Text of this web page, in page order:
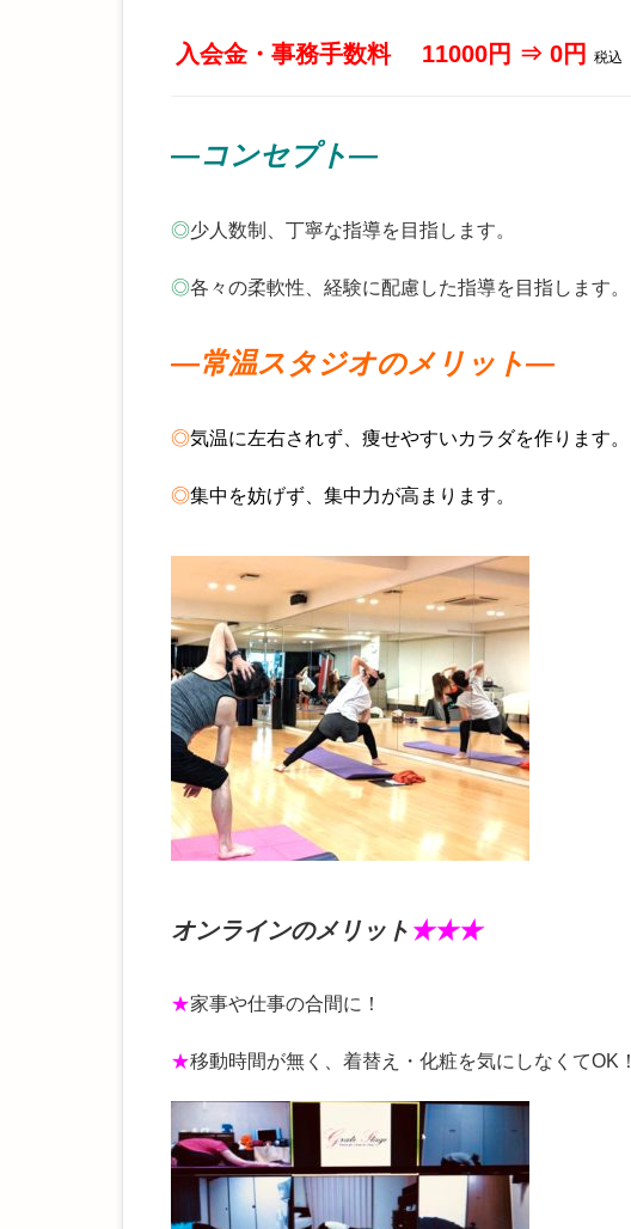
入会金・事務手数料 11000円 ⇒ 0円 税込
―コンセプト―
◎少人数制、丁寧な指導を目指します。
◎各々の柔軟性、経験に配慮した指導を目指します。
―常温スタジオのメリット―
◎気温に左右されず、 痩せやすいカラダを作ります。
◎集中を妨げず、集中力が高まります。
オンラインのメリット ★★★
★家事や仕事の合間に！
★移動時間が無く、着替え・化粧を気にしなくてOK！